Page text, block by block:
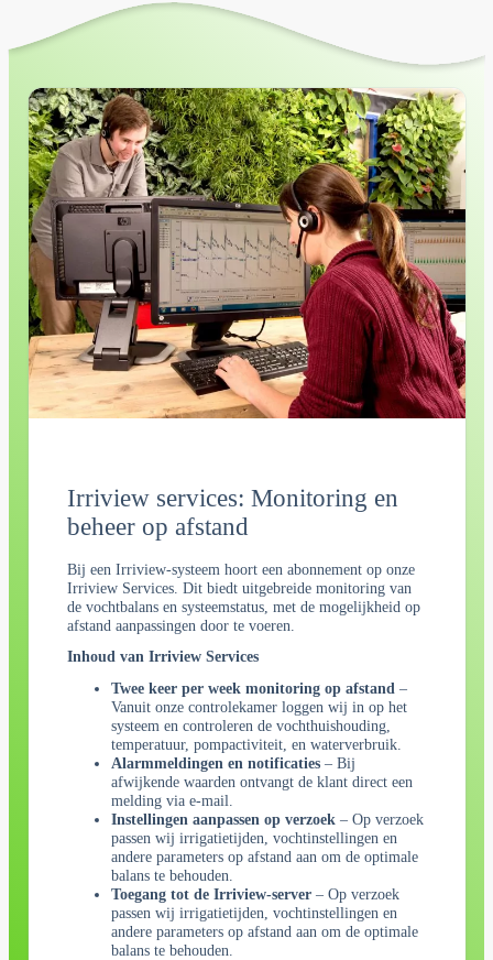
Irriview services: Monitoring en
beheer op afstand
Bij een Irriview-systeem hoort een abonnement op onze
Irriview Services. Dit biedt uitgebreide monitoring van
de vochtbalans en systeemstatus, met de mogelijkheid op
afstand aanpassingen door te voeren.
Inhoud van Irriview Services
Twee keer per week monitoring op afstand –
Vanuit onze controlekamer loggen wij in op het
systeem en controleren de vochthuishouding,
temperatuur, pompactiviteit, en waterverbruik.
Alarmmeldingen en notificaties– Bij
afwijkende waarden ontvangt de klant direct een
melding via e-mail.
Instellingen aanpassen op verzoek– Op verzoek
passen wij irrigatietijden, vochtinstellingen en
andere parameters op afstand aan om de optimale
balans te behouden.
Toegang tot de Irriview-server– Op verzoek
passen wij irrigatietijden, vochtinstellingen en
andere parameters op afstand aan om de optimale
balans te behouden.